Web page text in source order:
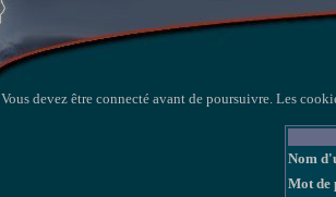
Vous devez être connecté avant de poursuivre. Les
Nom
Mot de